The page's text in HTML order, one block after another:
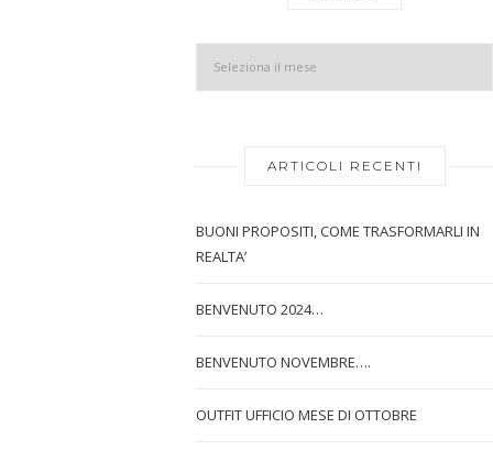
ARTICOLI RECENTI
BUONI PROPOSITI, COME TRASFORMARLI IN
REALTA’
BENVENUTO 2024…
BENVENUTO NOVEMBRE….
OUTFIT UFFICIO MESE DI OTTOBRE